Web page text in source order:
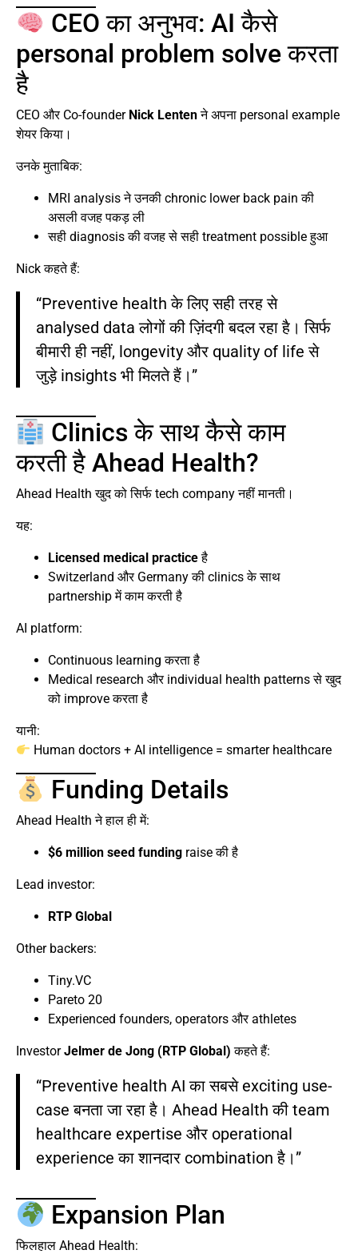
CEO का अनुभव: AI कैसे
personal problem solve करता
है
CEO और Co-founder Nick Lentenने अपना personal example
शेयर किया।
उनके मुताबिक:
MRI analysis ने उनकी chronic lower back pain की
असली वजह पकड़ ली
सही diagnosis की वजह से सही treatment possible हुआ
Nick कहते हैं:
“Preventive health के लिए सही तरह से
analysed data लोगों की ज़िंदगी बदल रहा है। सिर्फ
बीमारी ही नहीं, longevity और quality of life से
जुड़े insights भी मिलते हैं।”
Clinics के साथ कैसे काम
करती है Ahead Health?
Ahead Health खुद को सिर्फ tech company नहीं मानती।
यह:
Licensed medical practiceहै
Switzerland और Germany की clinics के साथ
partnership में काम करती है
AI platform:
Continuous learning करता है
Medical research और individual health patterns से खुद
को improve करता है
यानी:
Human doctors + AI intelligence = smarter healthcare
Funding Details
Ahead Health ने हाल ही में:
$6 million seed funding raise की है
Lead investor:
RTP Global
Other backers:
Tiny.VC
Pareto 20
Experienced founders, operators और athletes
InvestorJelmer de Jong (RTP Global) कहते हैं:
“Preventive health AI का सबसे exciting use-
case बनता जा रहा है। Ahead Health की team
healthcare expertise और operational
experience का शानदार combination है।”
Expansion Plan
फिलहाल Ahead Health: